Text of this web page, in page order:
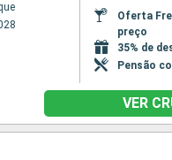
Oferta
preço
35% de
Pensão
VER